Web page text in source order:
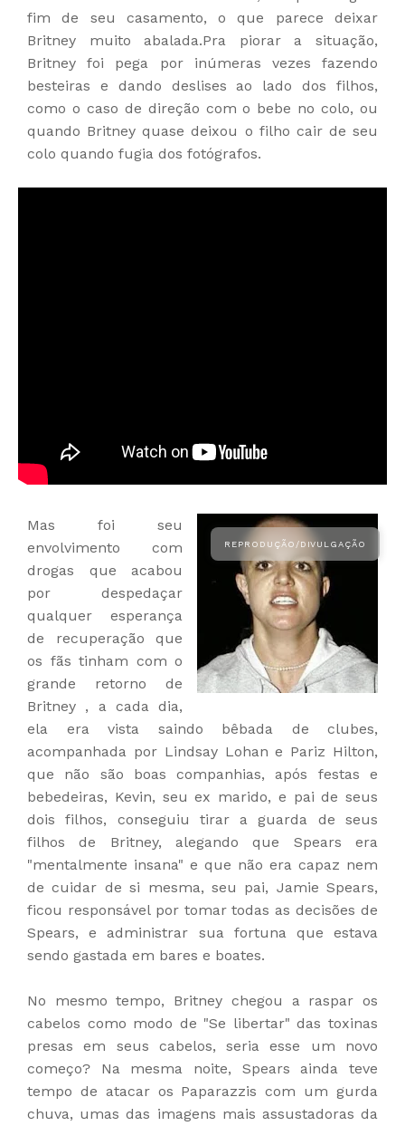
fim de seu casamento, o que parece deixar
Britney muito abalada.Pra piorar a situação,
Britney foi pega por inúmeras vezes fazendo
besteiras e dando deslises ao lado dos filhos,
como o caso de direção com o bebe no colo, ou
quando Britney quase deixou o filho cair de seu
colo quando fugia dos fotógrafos.
Mas foi seu
envolvimento com
drogas que acabou
por despedaçar
qualquer esperança
de recuperação que
os fãs tinham com o
grande retorno de
Britney , a cada dia,
ela era vista saindo bêbada de clubes,
acompanhada por Lindsay Lohan e Pariz Hilton,
que não são boas companhias, após festas e
bebedeiras, Kevin, seu ex marido, e pai de seus
dois filhos, conseguiu tirar a guarda de seus
filhos de Britney, alegando que Spears era
"mentalmente insana" e que não era capaz nem
de cuidar de si mesma, seu pai, Jamie Spears,
ficou responsável por tomar todas as decisões de
Spears, e administrar sua fortuna que estava
sendo gastada em bares e boates.
No mesmo tempo, Britney chegou a raspar os
cabelos como modo de "Se libertar" das toxinas
presas em seus cabelos, seria esse um novo
começo? Na mesma noite, Spears ainda teve
tempo de atacar os Paparazzis com um gurda
chuva, umas das imagens mais assustadoras da